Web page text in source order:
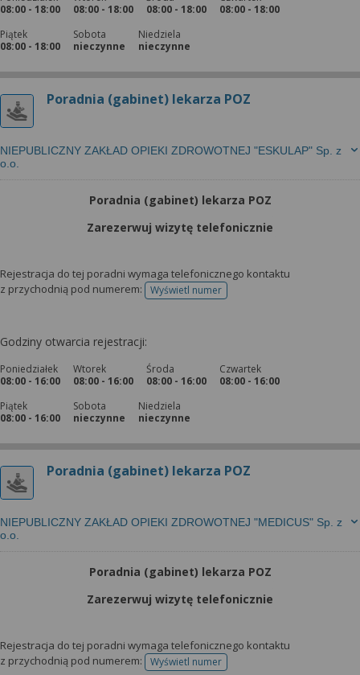
08:00 - 18:00
08:00 - 18:00
08:00 - 18:00
08:00 - 18:00
Piątek
08:00 - 18:00
Sobota
nieczynne
Niedziela
nieczynne
Poradnia (gabinet) lekarza POZ
NIEPUBLICZNY ZAKŁAD OPIEKI ZDROWOTNEJ "ESKULAP" Sp. z
o.o.
Poradnia (gabinet) lekarza POZ
Zarezerwuj wizytę telefonicznie
Rejestracja do tej poradni wymaga telefonicznego kontaktu
z przychodnią pod numerem:
Wyświetl numertelefonu do rejestracji
Godziny otwarcia rejestracji:
Poniedziałek
08:00 - 16:00
Wtorek
08:00 - 16:00
Środa
08:00 - 16:00
Czwartek
08:00 - 16:00
Piątek
08:00 - 16:00
Sobota
nieczynne
Niedziela
nieczynne
Poradnia (gabinet) lekarza POZ
NIEPUBLICZNY ZAKŁAD OPIEKI ZDROWOTNEJ "MEDICUS" Sp. z
o.o.
Poradnia (gabinet) lekarza POZ
Zarezerwuj wizytę telefonicznie
Rejestracja do tej poradni wymaga telefonicznego kontaktu
z przychodnią pod numerem:
Wyświetl numertelefonu do rejestracji